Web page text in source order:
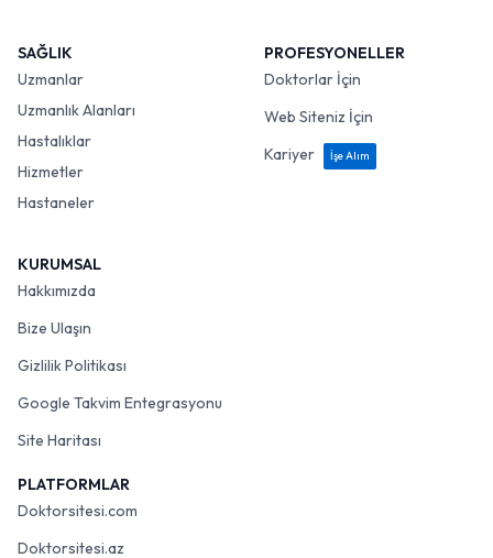
SAĞLIK
Uzmanlar
Uzmanlık Alanları
Hastalıklar
Hizmetler
Hastaneler
PROFESYONELLER
Doktorlar İçin
Web Siteniz İçin
Kariyer
İşe Alım
KURUMSAL
Hakkımızda
Bize Ulaşın
Gizlilik Politikası
Google Takvim Entegrasyonu
Site Haritası
PLATFORMLAR
Doktorsitesi.com
Doktorsitesi.az